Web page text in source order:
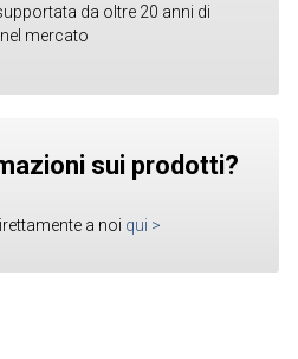
da oltre 20 anni di
mercato
sui prodotti?
a noi qui >